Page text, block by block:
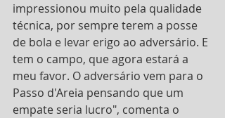
impressionou muito pela qualidade
técnica, por sempre terem a posse
de bola e levar erigo ao adversário. E
tem o campo, que agora estará a
meu favor. O adversário vem para o
Passo d'Areia pensando que um
empate seria lucro", comenta o